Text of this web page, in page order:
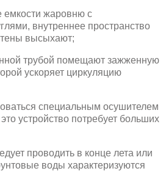
емкости жаровню с
внутреннее пространство
высыхают;
трубой помещают зажженную
ускоряет циркуляцию
специальным осушителем
устройство потребует больших
проводить в конце лета или
воды характеризуются